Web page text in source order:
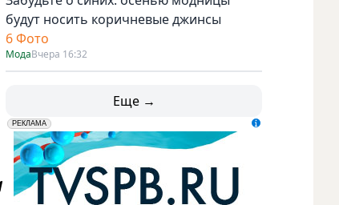
будут носить коричневые джинсы
6 Фото
МодаВчера 16:32
Еще →
erid: LdtCK5udn
РЕКЛАМА
АО "ГАТР", ИНН: 7841320717